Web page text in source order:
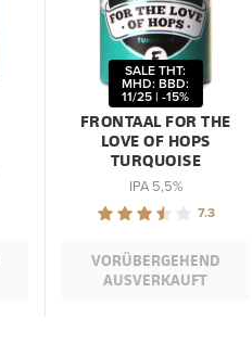
FRONTAAL FOR THE
LOVE OF HOPS
TURQUOISE
SALE THT:
MHD: BBD:
11/25 | -15%
IPA 5,5%
7.3
VORÜBERGEHEND
AUSVERKAUFT